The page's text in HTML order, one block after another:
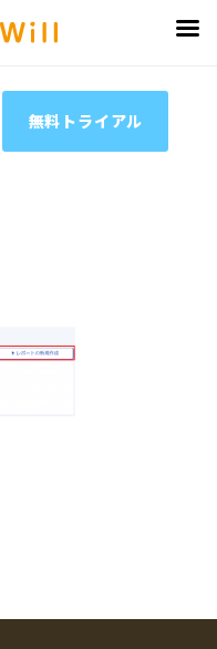
無料トライアル